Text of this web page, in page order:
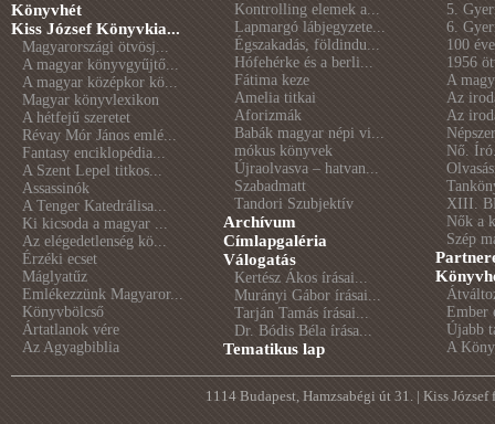
Könyvhét
Kiss József Könyvkia...
Magyarországi ötvösj...
A magyar könyvgyűjtő...
A magyar középkor kö...
Magyar könyvlexikon
A hétfejű szeretet
Révay Mór János emlé...
Fantasy enciklopédia...
A Szent Lepel titkos...
Assassinók
A Tenger Katedrálisa...
Ki kicsoda a magyar ...
Az elégedetlenség kö...
Érzéki ecset
Máglyatűz
Emlékezzünk Magyaror...
Könyvbölcső
Ártatlanok vére
Az Agyagbiblia
Kontrolling elemek a...
Lapmargó lábjegyzete...
Égszakadás, földindu...
Hófehérke és a berli...
Fátima keze
Amelia titkai
Aforizmák
Babák magyar népi vi...
mókus könyvek
Újraolvasva – hatvan...
Szabadmatt
Tandori Szubjektív
Archívum
Címlapgaléria
Válogatás
Kertész Ákos írásai...
Murányi Gábor írásai...
Tarján Tamás írásai...
Dr. Bódis Béla írása...
Tematikus lap
5.
6.
100
1956
A
Az
Az
Nő.
XIII.
Nők a
Szép
Ember
Újabb
A
1114 Budapest, Hamzsabégi út 31. | Kiss